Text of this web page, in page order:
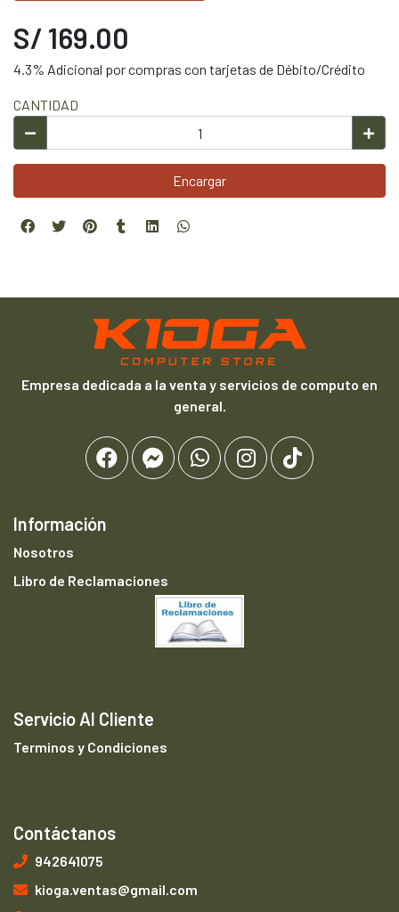
S/ 169.00
4.3% Adicional por compras con tarjetas de Débito/Crédito
CANTIDAD
Encargar
Empresa dedicada a la venta y servicios de computo en
general.
Información
Nosotros
Libro de Reclamaciones
Servicio Al Cliente
Terminos y Condiciones
Contáctanos
942641075
kioga.ventas@gmail.com